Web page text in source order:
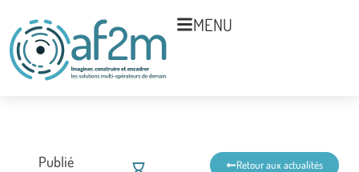
MENU
Publié
Retour aux actualités